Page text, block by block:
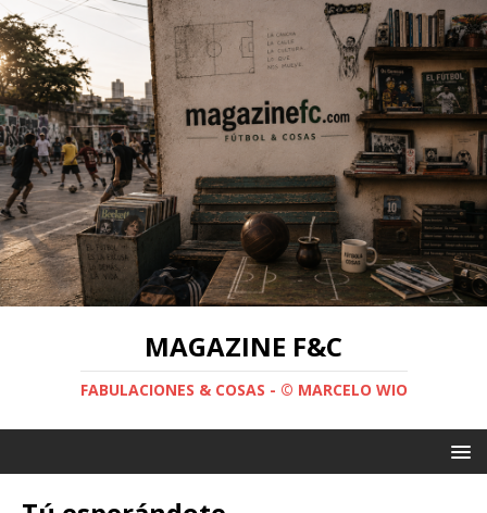
MAGAZINE F&C
FABULACIONES & COSAS - © MARCELO WIO